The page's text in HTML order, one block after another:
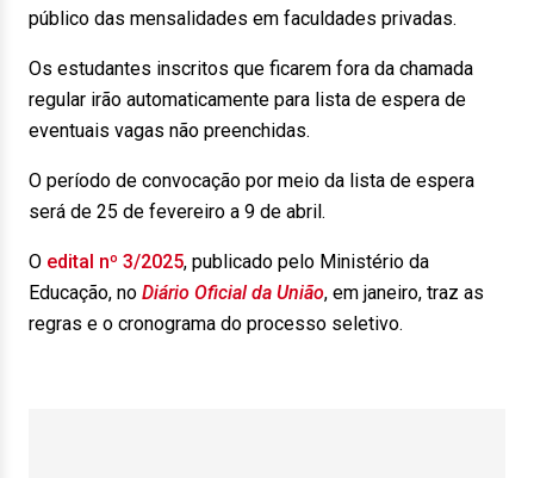
público das mensalidades em faculdades privadas.
Os estudantes inscritos que ficarem fora da chamada
regular irão automaticamente para lista de espera de
eventuais vagas não preenchidas.
O período de convocação por meio da lista de espera
será de 25 de fevereiro a 9 de abril.
O edital nº 3/2025, publicado pelo Ministério da
Educação, no Diário Oficial da União, em janeiro, traz as
regras e o cronograma do processo seletivo.